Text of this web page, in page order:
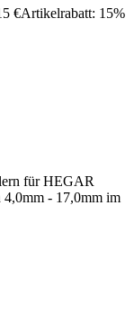
€Artikelrabatt: 15%
für HEGAR
4,0mm - 17,0mm im